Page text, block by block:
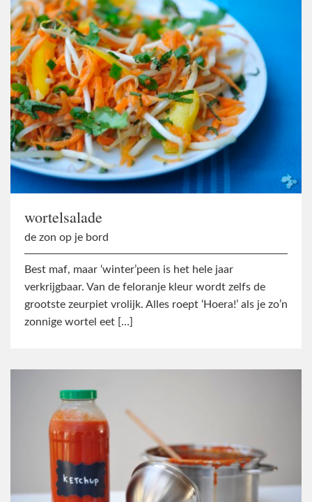
wortelsalade
de zon op je bord
Best maf, maar ‘winter’peen is het hele jaar
verkrijgbaar. Van de feloranje kleur wordt zelfs de
grootste zeurpiet vrolijk. Alles roept ‘Hoera!’ als je zo’n
zonnige wortel eet […]